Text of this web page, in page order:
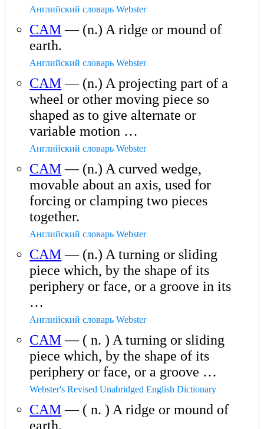
Английский словарь Webster
CAM— (n.) A ridge or mound of
earth.
Английский словарь Webster
CAM— (n.) A projecting part of a
wheel or other moving piece so
shaped as to give alternate or
variable motion …
Английский словарь Webster
CAM— (n.) A curved wedge,
movable about an axis, used for
forcing or clamping two pieces
together.
Английский словарь Webster
CAM— (n.) A turning or sliding
piece which, by the shape of its
periphery or face, or a groove in its
…
Английский словарь Webster
CAM— ( n. ) A turning or sliding
piece which, by the shape of its
periphery or face, or a groove …
Webster's Revised Unabridged English Dictionary
CAM— ( n. ) A ridge or mound of
earth.